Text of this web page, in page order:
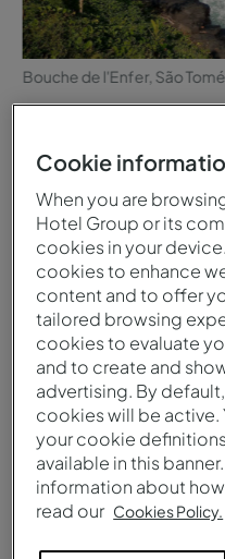
Bouche de l'Enfer, São
Quand visiter
Vous pouvez visiter Sao
Tomé-et-Principe à
moment de l’année, à
fois pour ses
tropicaux à couper le
souffle et pour son
patrimoine historique
fascinant.
Cookie
When you are
Hotel Group or its
cookies in your
cookies to enhance
content and to offer
tailored browsing
cookies to evaluate
and to create and
advertising. By
cookies will be active.
your cookie
available in this
information about
read our Cookies Policy.